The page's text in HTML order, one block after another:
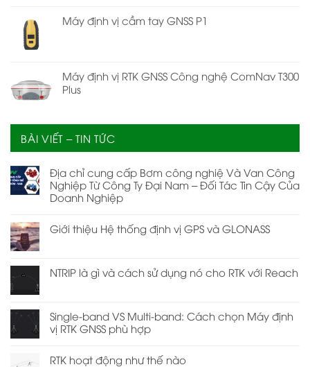
Máy định vị cầm tay GNSS P1
Máy định vị RTK GNSS Công nghệ ComNav T300
Plus
BÀI VIẾT – TIN TỨC
Địa chỉ cung cấp Bơm công nghiệ Và Van Công
Nghiệp Từ Công Ty Đại Nam – Đối Tác Tin Cậy Của
Doanh Nghiệp
Giới thiệu Hệ thống định vị GPS và GLONASS
NTRIP là gì và cách sử dụng nó cho RTK với Reach
Single-band VS Multi-band: Cách chọn Máy định
vị RTK GNSS phù hợp
RTK hoạt động như thế nào